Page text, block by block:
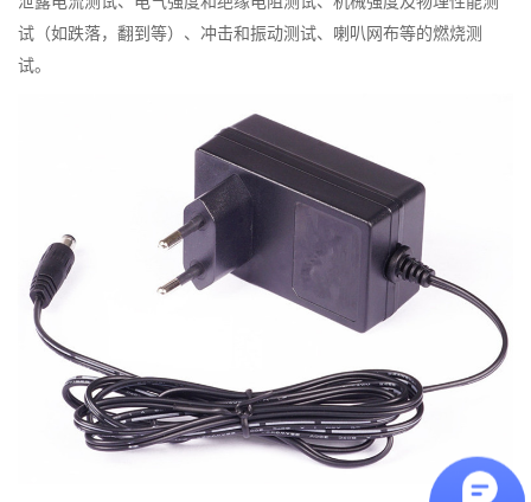
试（如跌落，翻到等）、冲击和振动测试、喇叭网布等的燃烧测
试。